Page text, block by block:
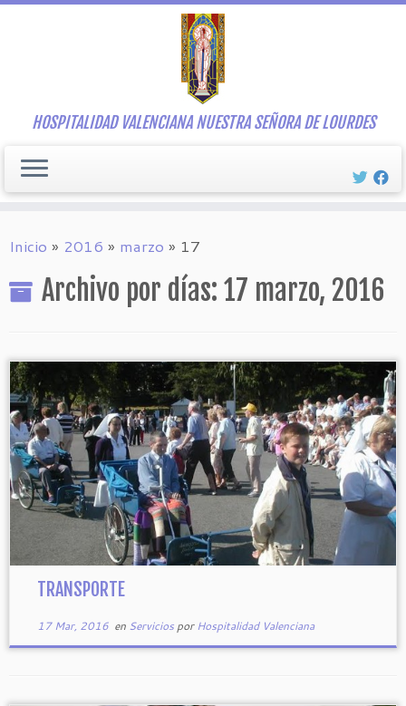
Saltar
HOSPITALIDAD VALENCIANA NUESTRA SEÑORA DE LOURDES
Inicio » 2016 » marzo » 17
Archivo por días: 17 marzo, 2016
TRANSPORTE
17 Mar, 2016en Servicios por Hospitalidad Valenciana